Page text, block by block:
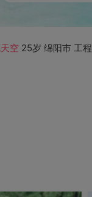
25岁 绵阳市 工程师